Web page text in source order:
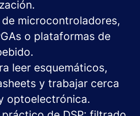
de microcontroladores,
o plataformas de
leer esquemáticos,
y trabajar cerca
optoelectrónica.